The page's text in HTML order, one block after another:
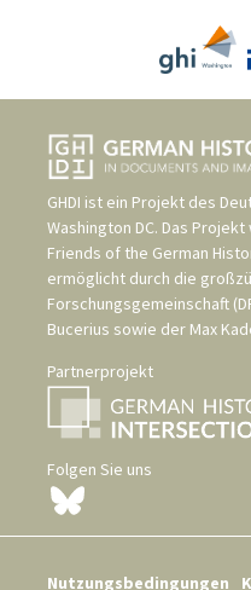
GHDI ist ein Projekt des
Washington DC. Das
Friends of the German
ermöglicht durch die
Forschungsgemeinschaft
Bucerius sowie der Max
Partnerprojekt
Folgen Sie uns
Nutzungsbedingungen